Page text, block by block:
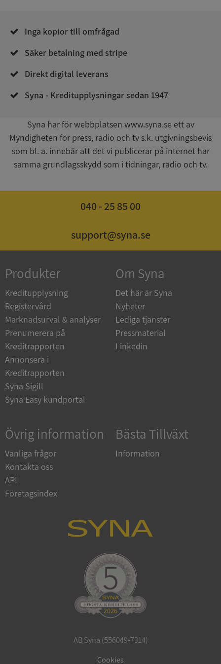
Inga kopior till omfrågad
Säker betalning med stripe
Direkt digital leverans
Syna - Kreditupplysningar sedan 1947
Syna har för webbplatsen www.syna.se ett av
Myndigheten för press, radio och tv s.k. utgivningsbevis
som bl. a. innebär att det vi publicerar på internet har
samma grundlagsskydd som i tidningar, radio och tv.
040 - 25 85 00
support@syna.se
Produkter
Kreditupplysning
Registervård
Marknadsurval & analyser
Prenumerera på
Kreditrapporten
Annonsera i
Kreditrapporten
Syna Sigill
Syna Easy kundportal
Om Syna
Det här är Syna
Nyheter
Lediga tjänster
Pressmaterial
Linkedin
Övrig information
Vanliga frågor
Kontakta oss
API
Företagsindex
Bästa Tillväxt
Information
AB Syna (556049-7314)
Cookies
VISITOR_PRIVACY_METADATA
YouTube
.youtube.com
5 månader
4 veckor
ASP.NET_SessionId
Microsoft
de.syna.se
Corporation
.syna.se
__RequestVerificationToken
CookieScriptConsent
CookieScript
.syna.se
_GRECAPTCHA
Google LLC
www.google.com
Privacy Policy